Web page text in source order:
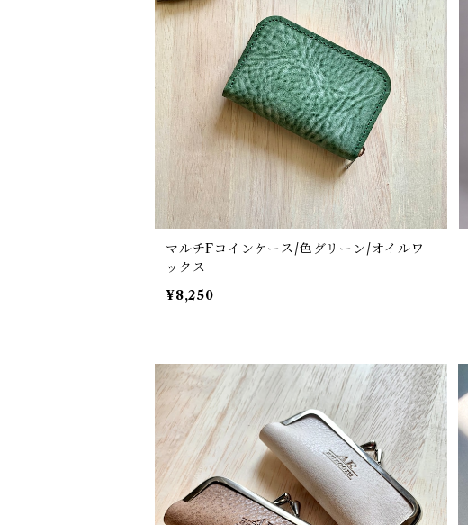
life
dress line
business
belt
バックル
ピンク,パープル系
マルチFコインケース/色グリーン/オイルワ
ックス
¥8,250